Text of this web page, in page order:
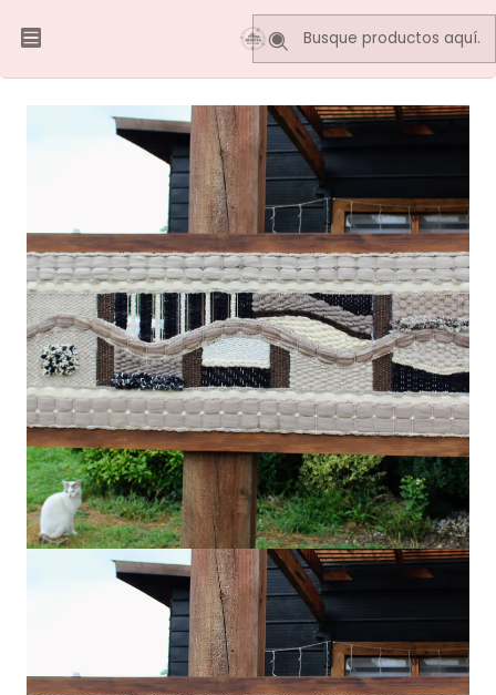
Telares Decorativos Murales
MURAL DECORATIVO